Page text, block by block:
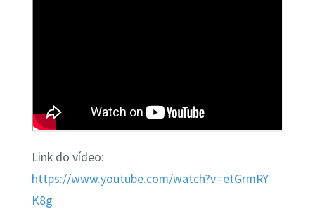
Link do vídeo:
https://www.youtube.com/watch?v=etGrmRY-
K8g